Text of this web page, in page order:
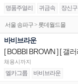
명품주얼리 귀금속 장신구
서울 송파구 > 롯데월드몰
바비브라운
채용시까지
엘카그룹 바비브라운